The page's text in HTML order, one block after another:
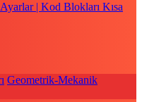
| Kod Blokları Kısa
Geometrik-Mekanik